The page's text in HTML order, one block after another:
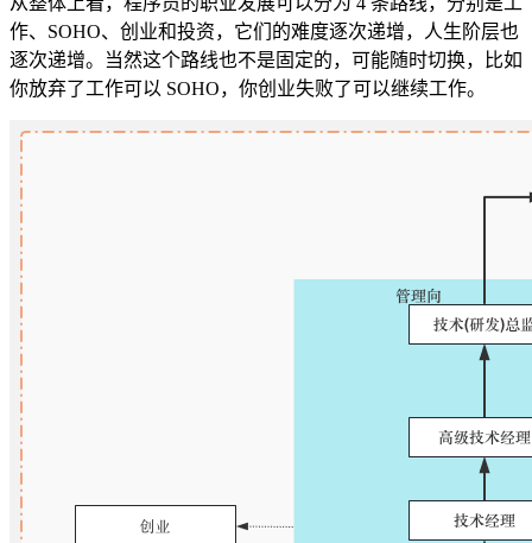
作、SOHO、创业和投资，它们的难度逐次递增，人生阶层也
逐次递增。当然这个路线也不是固定的，可能随时切换，比如
你放弃了工作可以 SOHO，你创业失败了可以继续工作。